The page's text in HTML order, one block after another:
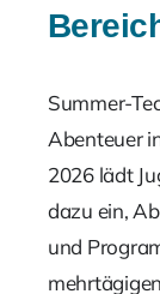
Summer-
Abenteuer
2026 lädt
dazu ein,
und